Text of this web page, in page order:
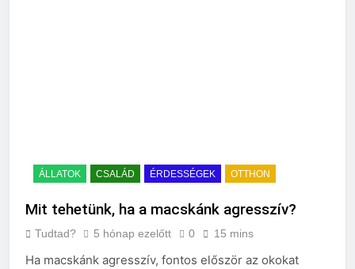
ÁLLATOK CSALÁD ÉRDESSÉGEK OTTHON
Mit tehetünk, ha a macskánk agresszív?
Tudtad? 5 hónap ezelőtt 0 15 mins
Ha macskánk agresszív, fontos először az okokat